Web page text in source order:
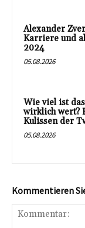
Alexander
Karriere und
2024
05.08.2026
Wie viel ist
wirklich wert?
Kulissen der
05.08.2026
Kommentieren